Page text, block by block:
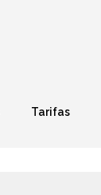
Tarifas